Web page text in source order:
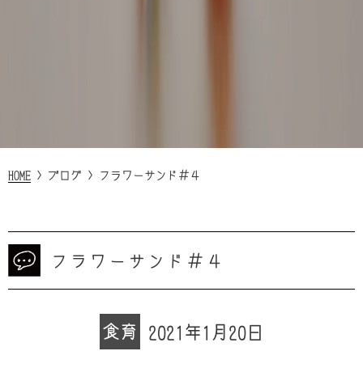
HOME > ブログ > フラワーサンド＃４
フラワーサンド＃４
食育 2021年1月20日